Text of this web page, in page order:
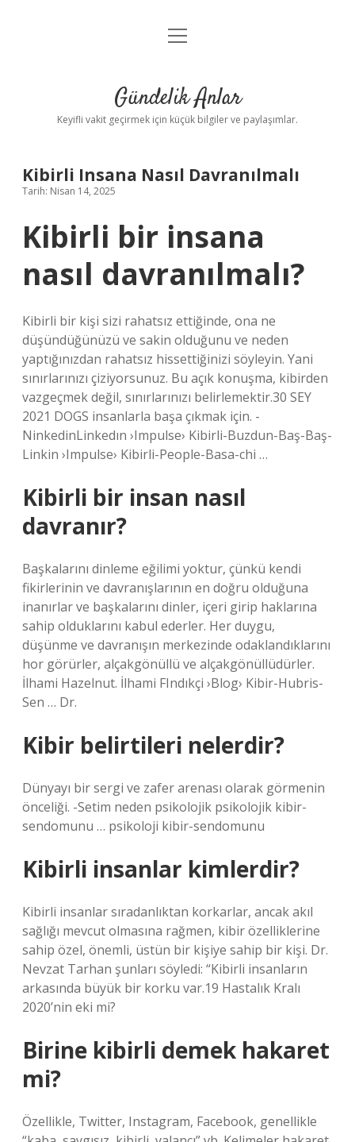
Anasayfa
Yasal Uyarı
menüyü
Gündelik Anlar
Keyifli vakit geçirmek için küçük bilgiler ve paylaşımlar.
Kibirli Insana Nasıl Davranılmalı
Tarih: Nisan 14, 2025
Kibirli bir insana
nasıl davranılmalı?
Kibirli bir kişi sizi rahatsız ettiğinde, ona ne
düşündüğünüzü ve sakin olduğunu ve neden
yaptığınızdan rahatsız hissettiğinizi söyleyin. Yani
sınırlarınızı çiziyorsunuz. Bu açık konuşma, kibirden
vazgeçmek değil, sınırlarınızı belirlemektir.30 SEY
2021 DOGS insanlarla başa çıkmak için. -
NinkedinLinkedın ›Impulse› Kibirli-Buzdun-Baş-Baş-
Linkin ›Impulse› Kibirli-People-Basa-chi …
Kibirli bir insan nasıl
davranır?
Başkalarını dinleme eğilimi yoktur, çünkü kendi
fikirlerinin ve davranışlarının en doğru olduğuna
inanırlar ve başkalarını dinler, içeri girip haklarına
sahip olduklarını kabul ederler. Her duygu,
düşünme ve davranışın merkezinde odaklandıklarını
hor görürler, alçakgönüllü ve alçakgönüllüdürler.
İlhami Hazelnut. İlhami FIndıkçi ›Blog› Kibir-Hubris-
Sen … Dr.
Kibir belirtileri nelerdir?
Dünyayı bir sergi ve zafer arenası olarak görmenin
önceliği. -Setim neden psikolojik psikolojik kibir-
sendomunu … psikoloji kibir-sendomunu
Kibirli insanlar kimlerdir?
Kibirli insanlar sıradanlıktan korkarlar, ancak akıl
sağlığı mevcut olmasına rağmen, kibir özelliklerine
sahip özel, önemli, üstün bir kişiye sahip bir kişi. Dr.
Nevzat Tarhan şunları söyledi: “Kibirli insanların
arkasında büyük bir korku var.19 Hastalık Kralı
2020’nin eki mi?
Birine kibirli demek hakaret
mi?
Özellikle, Twitter, Instagram, Facebook, genellikle